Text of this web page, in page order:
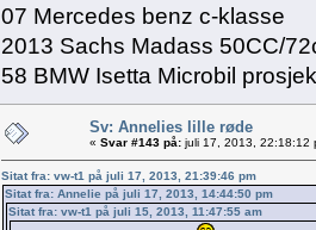
07 Mercedes benz c-klasse
2013 Sachs Madass 50CC/
58 BMW Isetta Microbil
Sv: Annelies lille røde
« Svar #143 på: juli 17, 2013, 22:18:12
Sitat fra: vw-t1 på juli 17, 2013, 21:39:46 pm
Sitat fra: Annelie på juli 17, 2013, 14:44:50 pm
Sitat fra: vw-t1 på juli 15, 2013, 11:47:55 am